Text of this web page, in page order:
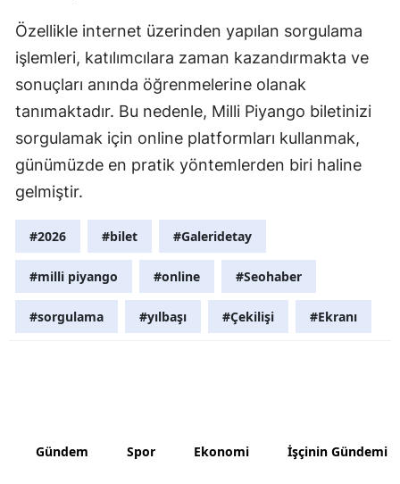
Uşak
Yozgat
Zonguldak
Kırıkkale
Batman
Ardahan
Özellikle internet üzerinden yapılan sorgulama
işlemleri, katılımcılara zaman kazandırmakta ve
sonuçları anında öğrenmelerine olanak
tanımaktadır. Bu nedenle, Milli Piyango biletinizi
sorgulamak için online platformları kullanmak,
günümüzde en pratik yöntemlerden biri haline
gelmiştir.
#2026 #bilet #Galeridetay
#milli piyango #online #Seohaber
#sorgulama #yılbaşı #Çekilişi #Ekranı
Gündem Spor Ekonomi İşçinin Gündemi